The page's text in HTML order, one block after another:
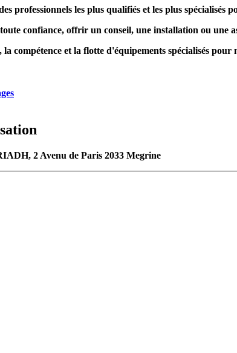
professionnels les plus qualifiés et les plus
confiance, offrir un conseil, une installation ou une
la compétence et la flotte d'équipements spécialisés pour
2 Avenu de Paris 2033 Megrine